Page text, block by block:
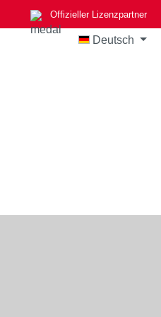
Offizieller Lizenzpartner
Deutsch